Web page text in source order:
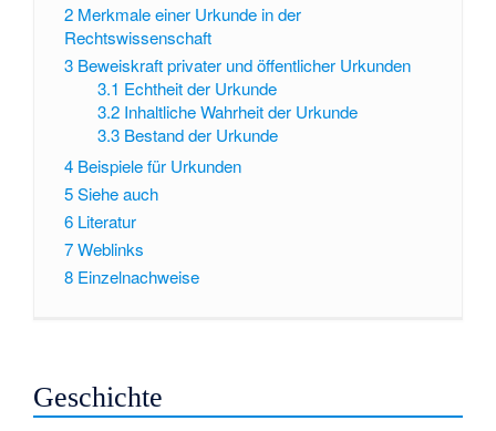
2 Merkmale einer Urkunde in der
Rechtswissenschaft
3 Beweiskraft privater und öffentlicher Urkunden
3.1 Echtheit der Urkunde
3.2 Inhaltliche Wahrheit der Urkunde
3.3 Bestand der Urkunde
4 Beispiele für Urkunden
5Siehe auch
6 Literatur
7Weblinks
8 Einzelnachweise
Geschichte